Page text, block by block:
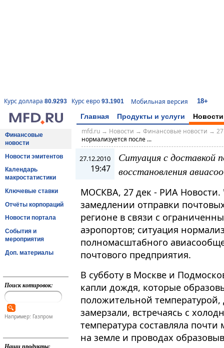
Курс доллара 80.9293 Курс евро 93.1901 Мобильная версия 18+
Главная Продукты и услуги Новости
Финансовые
новости
Новости эмитентов
Календарь
макростатистики
Ключевые ставки
Отчёты корпораций
Новости портала
События и
мероприятия
Доп. материалы
Поиск котировок:
Например: Газпром
mfd.ru→ Новости → Финансовые новости →
нормализуется после ...
27.12.2010
19:47
Ситуация с доставкой
восстановления
МОСКВА, 27 дек - РИА Новости.
замедлении отправки
регионе в связи с
аэропортов; ситуация
полномасштабного
почтового предприятия.
В субботу в Москве и
капли дождя, которые
положительной
замерзали, встречаясь с
температура составляла почти
на земле и проводах